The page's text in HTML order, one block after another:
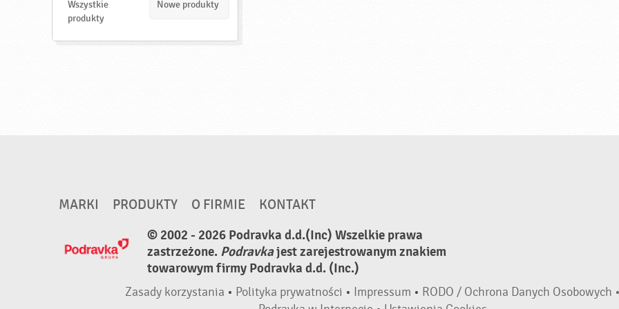
d
Wszystkie
produkty
Nowe produkty
MARKI PRODUKTY O FIRMIE
KONTAKT
© 2002 - 2026 Podravka d.d.(Inc) Wszelkie prawa
zastrzeżone. Podravkajest zarejestrowanym znakiem
towarowym firmy Podravka d.d. (Inc.)
Zasady korzystania • Polityka prywatności • Impressum • RODO / Ochrona Danych Osobowych •